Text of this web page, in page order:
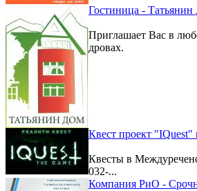
Гостиница -
Приглашает Вас в
дровах.
Квест проект "IQuest"
Квесты в
032-...
Компания РиО -